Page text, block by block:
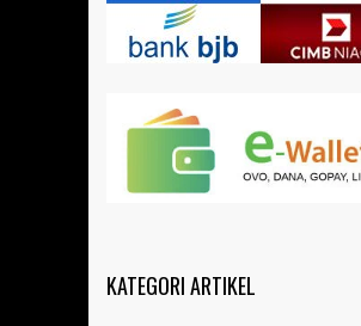
KATEGORI ARTIKEL